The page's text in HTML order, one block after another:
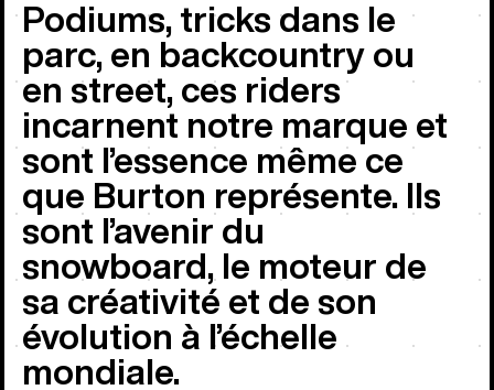
Podiums, tricks dans le
parc, en backcountry ou
en street, ces riders
incarnent notre marque et
sont l’essence même ce
que Burton représente. Ils
sont l’avenir du
snowboard, le moteur de
sa créativité et de son
évolution à l’échelle
mondiale.